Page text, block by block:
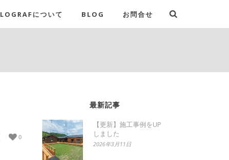
LOGRAFについて BLOG お問合せ
0
最新記事
【更新】施工事例をUP
しました
2026年3月11日